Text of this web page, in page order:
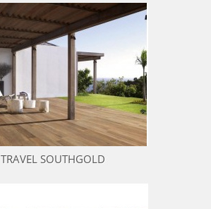
TRAVEL SOUTHGOLD